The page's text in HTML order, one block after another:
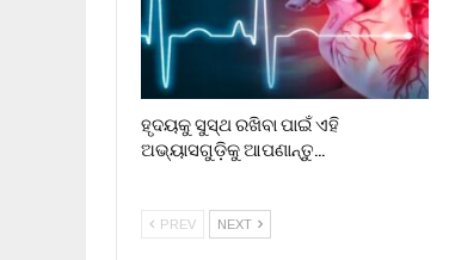
ହୃଦୟକୁ ସୁସ୍ଥ ରଖିବା ପାଇଁ ଏହି
ଅଭ୍ୟାସଗୁଡ଼ିକୁ ଆପଣାନ୍ତୁ…
PREV NEXT